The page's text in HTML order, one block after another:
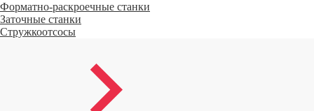
Форматно-раскроечные станки
Заточные станки
Стружкоотсосы